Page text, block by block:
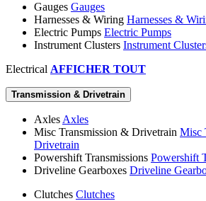
Gauges Gauges
Harnesses & Wiring Harnesses &
Electric Pumps Electric Pumps
Instrument Clusters Instrument
Electrical AFFICHER TOUT
Transmission & Drivetrain
Axles Axles
Misc Transmission & Drivetrain Misc
Drivetrain
Powershift Transmissions Powershift
Driveline Gearboxes Driveline
Clutches Clutches